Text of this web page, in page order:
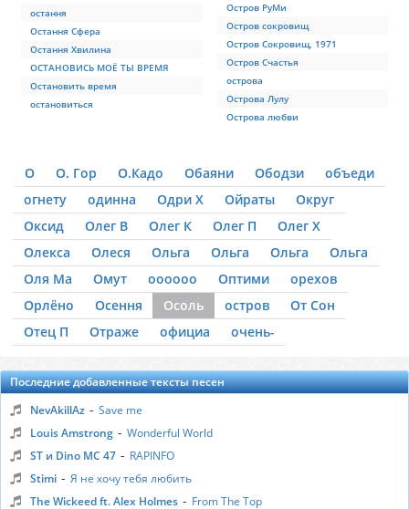
остання
Остання Сфера
Остання Хвилина
ОСТАНОВИСЬ МОЁ ТЫ ВРЕМЯ
Остановить время
остановиться
Остров РуМи
Остров сокровищ
Остров Сокровищ, 1971
Остров Счастья
острова
Острова Лулу
Острова любви
О О. Гор О.Кадо Обаяни Ободзи
объеди
огнету
одинна Одри Х Ойраты
Округ
Оксид
Олег В Олег К Олег П
Олег Х
Олекса
Олеся Ольга Ольга Ольга
Ольга
Оля Ма
Омут оооооо Оптими
орехов
Орлёно
Осення Осоль остров
От Сон
Отец П
Отраже официа очень-
Последние добавленные тексты песен
NevAkillAz - Save me
Louis Amstrong - Wonderful World
ST и Dino MC 47 - RAPINFO
Stimi - Я не хочу тебя любить
The Wickeed ft. Alex Holmes - From The Top